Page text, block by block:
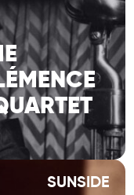
SUNSIDE